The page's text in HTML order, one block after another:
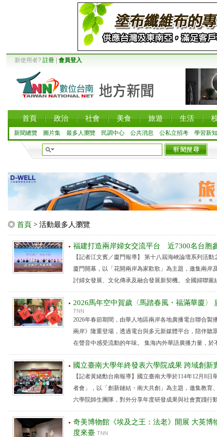
新使用者? 註冊 會員登入
首頁 政治 社會 美食 旅遊 生活
新聞總覽 圖片集 最多人瀏覽 民調中心 公共消息 公私立招考 學習新知
◎ 首頁 > 活動最多人瀏覽
福建打造兩岸婦女交流平台 近7300名台胞
【記者江文賓／廈門報導】 第十八屆海峽論壇系列活
廈門開幕，以「花開兩岸為家歡歌」為主題，邀集兩岸
討婦女發展、文化傳承及融合發展新契機。 全國婦聯黨
2026馬年空中賀歲〈馬踏春風・福滿華廈〉
TNN
2026年春節期間，由華人地區兩岸各地廣播電台聯合製
兩岸》隆重登場，透過電台與多元新媒體平台，陪伴聽
在聲音中感受流動的年味。 集海內外華語廣播力量，於
國立臺南大學年終發表六學院成果 跨域創新
【記者黃緒勳台南報導】國立臺南大學於114年12月8
者會」，以「創新鏈結・南大共創」為主題，邀集教育
六學院師生團隊，對外分享年度研發成果與社會實踐行
奇美博物館《埃及之王：法老》開展 大英博
度來臺 TNN